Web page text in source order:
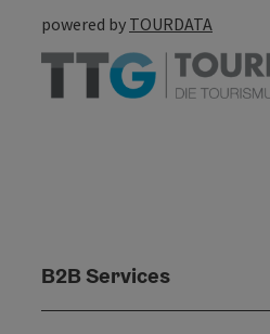
powered by TOURDATA
B2B Services